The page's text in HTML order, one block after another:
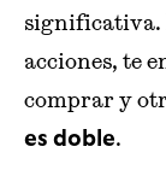
significativa.
acciones, te
comprar y
es doble.